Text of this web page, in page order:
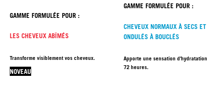
GAMME FORMULÉE POUR :
LES CHEVEUX ABÎMÉS
Transforme visiblement vos cheveux.
NOVEAU
GAMME FORMULÉE POUR :
CHEVEUX NORMAUX À SECS ET
ONDULÉS À BOUCLÉS
Apporte une sensation d'hydratation
72 heures.